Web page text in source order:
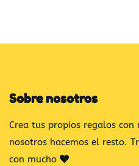
Sobre nosotros
Crea tus propios regalos
nosotros hacemos el resto.
con mucho